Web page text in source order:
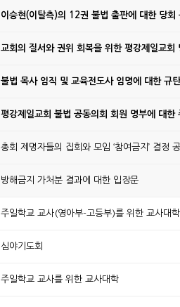
이승현(이탈측)의 12권 불법 출판에 대한 당회
교회의 질서와 권위 회복을 위한 평강제일교회
불법 목사 임직 및 교육전도사 임명에 대한 규
평강제일교회 불법 공동의회 회원 명부에 대한
총회 제명자들의 집회와 모임 ‘참여금지’ 결정
방해금지 가처분 결과에 대한 입장문
주일학교 교사(영아부-고등부)를 위한 교사대학
심야기도회
주일학교 교사를 위한 교사대학